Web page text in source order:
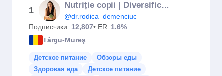
1
Nutriție copii | Diversificare | Gastroenterologie pediatrică
@dr.rodica_demenciuc
Подписчики: 12,807• ER: 1.6%
Târgu-Mureş
Детское питание
Обзоры еды
Здоровая еда
Детское питание